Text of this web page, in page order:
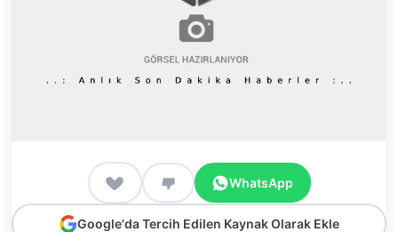
WhatsApp
Google'da Tercih Edilen Kaynak Olarak Ekle